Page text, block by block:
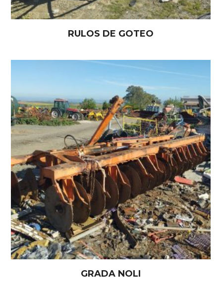
RULOS DE GOTEO
GRADA NOLI